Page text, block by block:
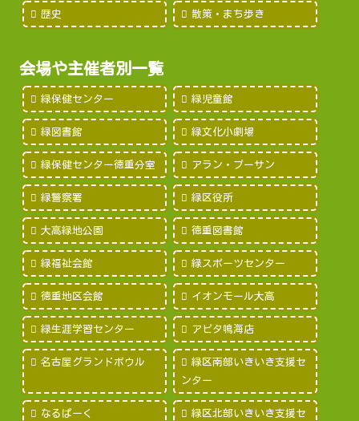
歴史 散策・まち歩き
会場や主催者別一覧
緑保健センター 緑児童館
緑図書館 緑文化小劇場
緑保健センター徳重分室 アラン・プーサン
緑警察署 緑区役所
大高緑地公園 徳重図書館
緑福祉会館 緑スポーツセンター
徳重地区会館 イオンモール大高
緑生涯学習センター アピタ鳴海店
名古屋グランドボウル
緑区南部いきいき支援セ
ンター
なるぱーく
緑区北部いきいき支援セ